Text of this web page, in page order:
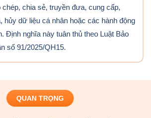
chép, chia sẻ, truyền đưa, cung cấp,
hủy dữ liệu cá nhân hoặc các hành động
Định nghĩa này tuân thủ theo Luật Bảo
số 91/2025/QH15.
QUAN TRỌNG